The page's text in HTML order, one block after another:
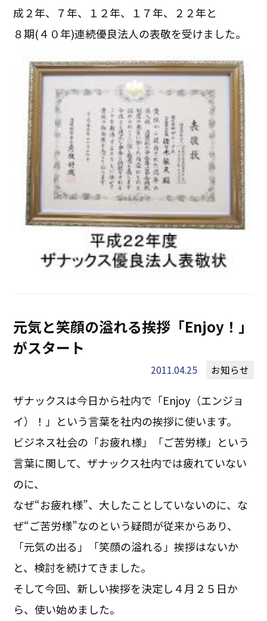
成２年、７年、１２年、１７年、２２年と
８期(４０年)連続優良法人の表敬を受けました。
元気と笑顔の溢れる挨拶「Enjoy！」
がスタート
2011.04.25 お知らせ
ザナックスは今日から社内で「Enjoy（エンジョ
イ）！」という言葉を社内の挨拶に使います。
ビジネス社会の「お疲れ様」「ご苦労様」という
言葉に関して、ザナックス社内では疲れていない
のに、
なぜ“お疲れ様”、大したことしていないのに、な
ぜ“ご苦労様”なのという疑問が従来からあり、
「元気の出る」「笑顔の溢れる」挨拶はないか
と、検討を続けてきました。
そして今回、新しい挨拶を決定し４月２５日か
ら、使い始めました。